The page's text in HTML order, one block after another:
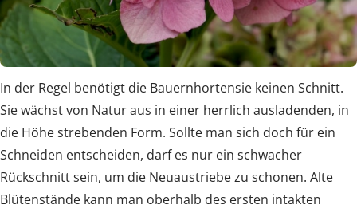
In der Regel benötigt die Bauernhortensie keinen Schnitt.
Sie wächst von Natur aus in einer herrlich ausladenden, in
die Höhe strebenden Form. Sollte man sich doch für ein
Schneiden entscheiden, darf es nur ein schwacher
Rückschnitt sein, um die Neuaustriebe zu schonen. Alte
Blütenstände kann man oberhalb des ersten intakten